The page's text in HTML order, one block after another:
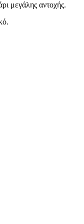
μεγάλης αντοχής.